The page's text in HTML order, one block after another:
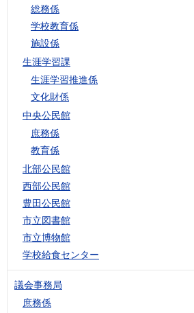
総務係
学校教育係
施設係
生涯学習課
生涯学習推進係
文化財係
中央公民館
庶務係
教育係
北部公民館
西部公民館
豊田公民館
市立図書館
市立博物館
学校給食センター
議会事務局
庶務係